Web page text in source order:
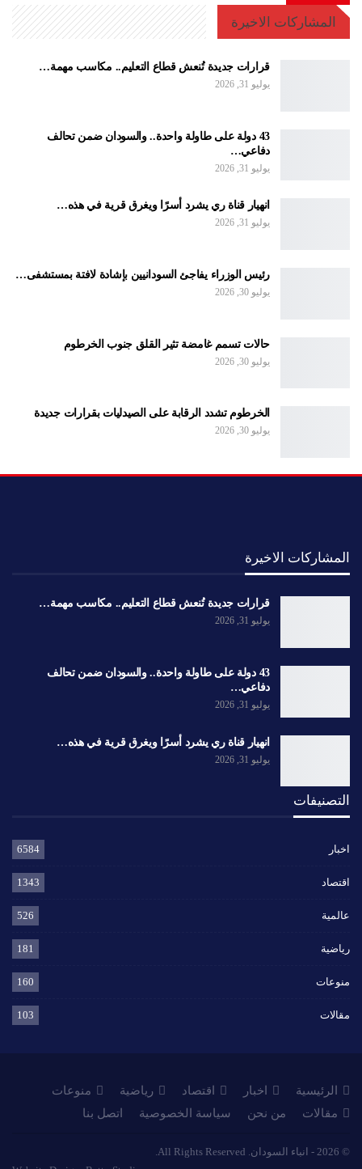
المشاركات الاخيرة
قرارات جديدة تُنعش قطاع التعليم.. مكاسب مهمة…
يوليو 31, 2026
43 دولة على طاولة واحدة.. والسودان ضمن تحالف
دفاعي…
يوليو 31, 2026
انهيار قناة ري يشرد أسرًا ويغرق قرية في هذه…
يوليو 31, 2026
رئيس الوزراء يفاجئ السودانيين بإشادة لافتة بمستشفى…
يوليو 30, 2026
حالات تسمم غامضة تثير القلق جنوب الخرطوم
يوليو 30, 2026
الخرطوم تشدد الرقابة على الصيدليات بقرارات جديدة
يوليو 30, 2026
المشاركات الاخيرة
قرارات جديدة تُنعش قطاع التعليم.. مكاسب مهمة…
يوليو 31, 2026
43 دولة على طاولة واحدة.. والسودان ضمن تحالف
دفاعي…
يوليو 31, 2026
انهيار قناة ري يشرد أسرًا ويغرق قرية في هذه…
يوليو 31, 2026
التصنيفات
اخبار 6584
اقتصاد 1343
عالمية 526
رياضية 181
منوعات 160
مقالات 103
الرئيسية اخبار اقتصاد رياضية
منوعات
مقالات
من نحن سياسة الخصوصية اتصل بنا
© 2026 - انباء السودان. All Rights Reserved.